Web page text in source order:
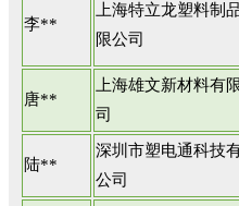
李**
上海特立龙塑料制
限公司
唐**
上海雄文新材料有
司
陆**
深圳市塑电通科技
公司